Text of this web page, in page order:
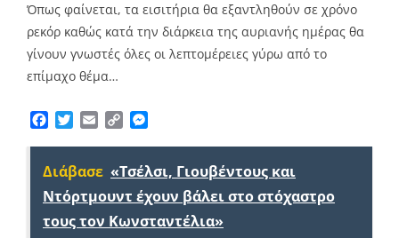
Όπως φαίνεται, τα εισιτήρια θα εξαντληθούν σε χρόνο
ρεκόρ καθώς κατά την διάρκεια της αυριανής ημέρας θα
γίνουν γνωστές όλες οι λεπτομέρειες γύρω από το
επίμαχο θέμα…
Facebook
TwitterEmailCopy
Διάβασε «Τσέλσι, Γιουβέντους και
Ντόρτμουντ έχουν βάλει στο στόχαστρο
τους τον Κωνσταντέλια»